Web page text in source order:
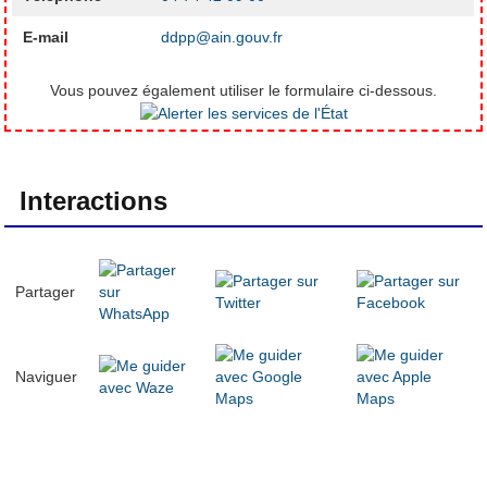
E-mail ddpp@ain.gouv.fr
Vous pouvez également utiliser le formulaire ci-dessous.
Interactions
Partager
Naviguer